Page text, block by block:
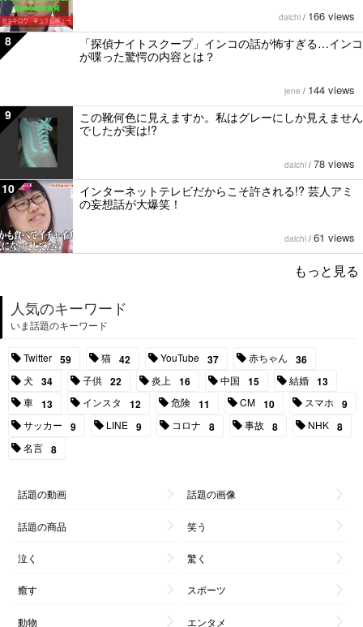
daichi / 166 views
8
「探偵ナイトスクープ」インコの話が怖すぎる…インコ
が喋った驚愕の内容とは？
jene / 144 views
9
この靴何色に見えますか。私はグレーにしか見えません
でしたが実は!?
daichi / 78 views
10
インターネットテレビだからこそ許される!? 芸人アミ
の妄想話が大爆笑！
daichi / 61 views
もっと見る
人気のキーワード
いま話題のキーワード
Twitter 59 猫 42 YouTube 37 赤ちゃん 36
犬 34 子供 22 炎上 16 中国 15 結婚 13
車 13 インスタ 12 危険 11 CM 10 スマホ 9
サッカー 9 LINE 9 コロナ 8 事故 8 NHK 8
名言 8
話題の動画 話題の画像
話題の商品 笑う
泣く 驚く
癒す スポーツ
動物 エンタメ